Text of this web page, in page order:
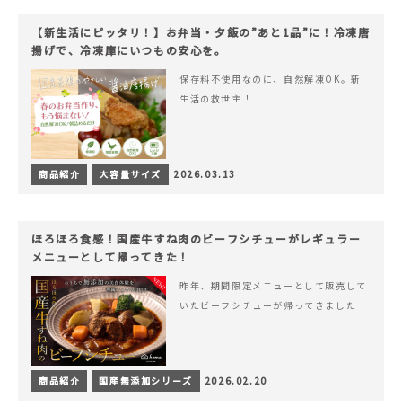
【新生活にピッタリ！】お弁当・夕飯の”あと1品”に！冷凍唐
揚げで、冷凍庫にいつもの安心を。
保存料不使用なのに、自然解凍OK。新
生活の救世主！
商品紹介 大容量サイズ 2026.03.13
ほろほろ食感！国産牛すね肉のビーフシチューがレギュラー
メニューとして帰ってきた！
昨年、期間限定メニューとして販売して
いたビーフシチューが帰ってきました
商品紹介 国産無添加シリーズ 2026.02.20